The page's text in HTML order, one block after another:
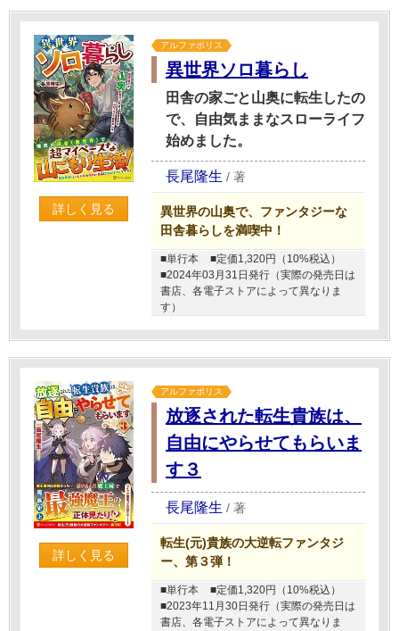
詳しく見る
アルファポリス
異世界ソロ暮らし
田舎の家ごと山奥に転生したの
で、自由気ままなスローライフ
始めました。
長尾隆生 / 著
異世界の山奥で、ファンタジーな
田舎暮らしを満喫中！
■単行本
■定価1,320円（10%税込）
■2024年03月31日発行（実際の発売日は
書店、各電子ストアによって異なりま
す）
詳しく見る
アルファポリス
放逐された転生貴族は、
自由にやらせてもらいま
す３
長尾隆生 / 著
転生(元)貴族の大逆転ファンタジ
ー、第３弾！
■単行本
■定価1,320円（10%税込）
■2023年11月30日発行（実際の発売日は
書店、各電子ストアによって異なりま